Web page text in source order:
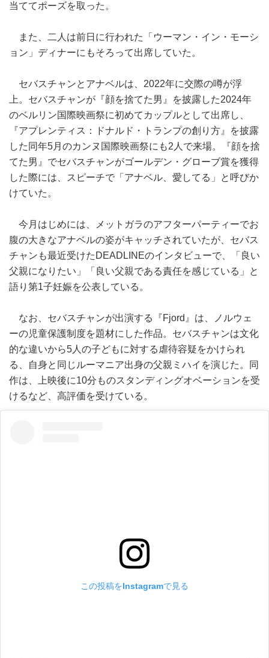
当ててポーズを取った。
また、二人は前日に行われた「ウーマン・イン・モーシ
ョン」ディナーにもそろって出席していた。
セバスチャンとアナベルは、2022年に交際の噂が浮
上。セバスチャンが『顔を捨てた男』を披露した2024年
のベルリン国際映画祭に初めてカップルとして出席し、
『アプレンティス：ドナルド・トランプの創り方』を披露
した同年5月のカンヌ国際映画祭にも2人で来場。『顔を捨
てた男』でセバスチャンがゴールデン・グローブ賞を獲得
した際には、スピーチで「アナベル、愛してる」と呼びか
けていた。
今月はじめには、メットガラのアフターパーティーでお
腹の大きなアナベルの姿がキャッチされていたが、セバス
チャンも最近受けたDEADLINEのインタビューで、「良い
父親になりたい」「良い父親である責任を感じている」と
語り第1子妊娠を公表している。
なお、セバスチャンが出演する『Fjord』は、ノルウェ
ーの児童保護制度を題材にした作品。セバスチャンは文化
的な違いから5人の子どもに対する虐待容疑をかけられ
る、自身と同じルーマニア出身の父親ミハイを演じた。同
作は、上映後に10分ものスタンディングオベーションを受
けるなど、高評価を受けている。
この投稿をInstagramで見る